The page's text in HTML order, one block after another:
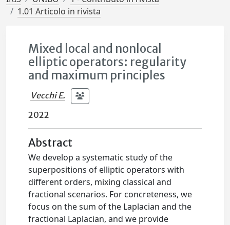
1.01 Articolo in rivista
Mixed local and nonlocal
elliptic operators: regularity
and maximum principles
Vecchi E.
2022
Abstract
We develop a systematic study of the
superpositions of elliptic operators with
different orders, mixing classical and
fractional scenarios. For concreteness, we
focus on the sum of the Laplacian and the
fractional Laplacian, and we provide